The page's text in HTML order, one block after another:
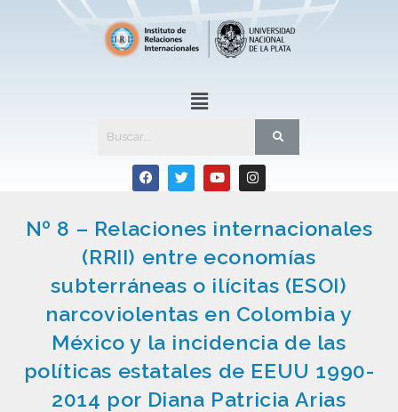
Nº 8 – Relaciones internacionales
(RRII) entre economías
subterráneas o ilícitas (ESOI)
narcoviolentas en Colombia y
México y la incidencia de las
políticas estatales de EEUU 1990-
2014 por Diana Patricia Arias